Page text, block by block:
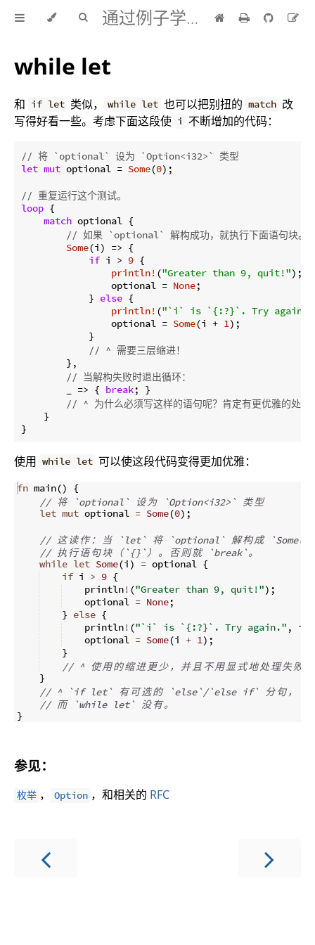
通过例子学 Rust 中文版
while let
和 if let 类似， while let 也可以把别扭的 match 改
写得好看一些。考虑下面这段使 i 不断增加的代码：
// 将 `optional` 设为 `Option<i32>` 类型
let mut optional = Some(0);
// 重复运行这个测试。
loop {
match optional {
// 如果 `optional` 解构成功，就执行下面语句块。
Some(i) => {
if i > 9 {
println! ("Greater than 9, quit!");
                optional =
None;
            }
else {
println! ("`i` is `{:?}`. Try again."
                optional =
Some(i + 1);
            }
// ^ 需要三层缩进！
        },
// 当解构失败时退出循环：
        _ => {
break; }
// ^ 为什么必须写这样的语句呢？肯定有更优雅的处理
    }
使用 while let 可以使这段代码变得更加优雅：
fn main()
{
// 将 `optional` 设为 `Option<i32>` 类型
let mut optional = Some(0) ;
// 这 读 作 ： 当 `let` 将 `optional` 解构成
// 执行 语 句块 （`{}`） 。 否则就 `break`。
while let Some(i ) = optional {
if i > 9 {
    println
! ("Greater than 9, quit!") ;
    optional
= None;
} else {
    println
! ("`i` is `{:?}`. Try again." , i
    optional
= Some(i + 1) ;
}
// ^
使用的缩进 更 少 ， 并且不用显式地处理失败
}
// ^ `if let`
有 可选的 `else`/`else if` 分 句 ，
// 而 `while let` 没 有。
}
参见：
枚举 ， Option ，和相关的 RFC